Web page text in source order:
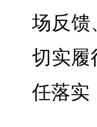
场反馈
切实履
任落实